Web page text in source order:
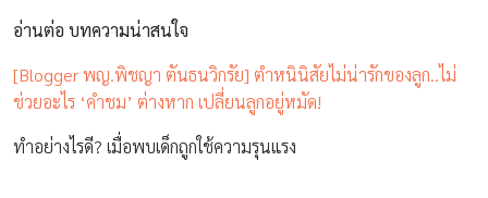
อ่านต่อ บทความน่าสนใจ
[Blogger พญ.พิชญา ตันธนวิกรัย] ตำหนินิสัยไม่น่ารักของลูก..ไม่
ช่วยอะไร ‘คำชม’ ต่างหาก เปลี่ยนลูกอยู่หมัด!
ทำอย่างไรดี? เมื่อพบเด็กถูกใช้ความรุนแรง